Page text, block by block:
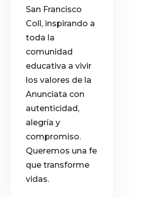
San Francisco
Coll, inspirando a
toda la
comunidad
educativa a vivir
los valores de la
Anunciata con
autenticidad,
alegría y
compromiso.
Queremos una fe
que transforme
vidas.